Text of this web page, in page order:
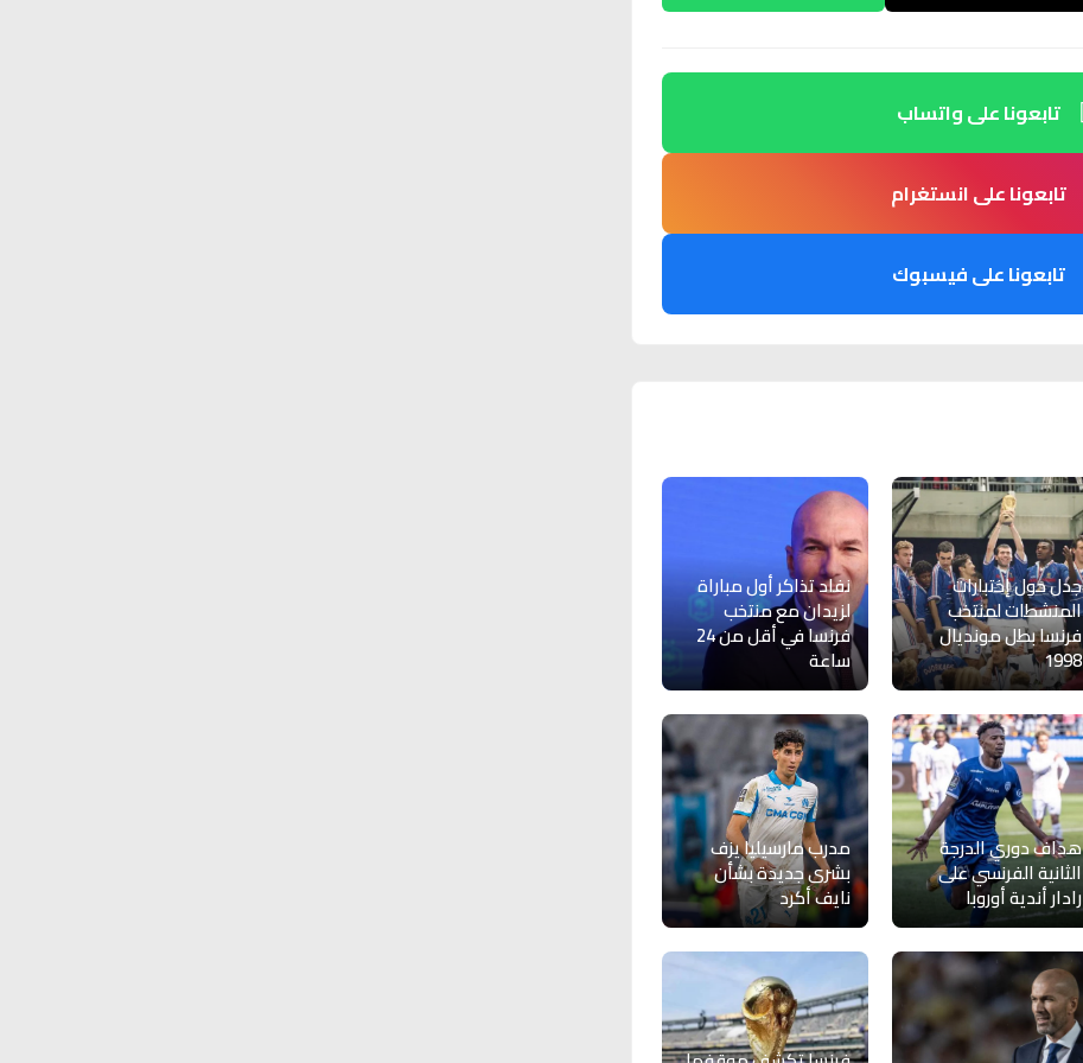
تابعونا على واتساب
تابعونا على انستغرام
تابعونا على فيسبوك
جدل حول إختبارات
المنشطات لمنتخب
فرنسا بطل مونديال
1998
نفاد تذاكر أول مباراة
لزيدان مع منتخب
فرنسا في أقل من 24
ساعة
هداف دوري الدرجة
الثانية الفرنسي على
رادار أندية أوروبا
مدرب مارسيليا يزف
بشرى جديدة بشأن
نايف أكرد